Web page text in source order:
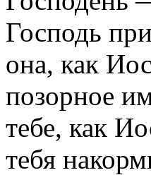
Господь
она, как
позорное
тебе, как
тебя